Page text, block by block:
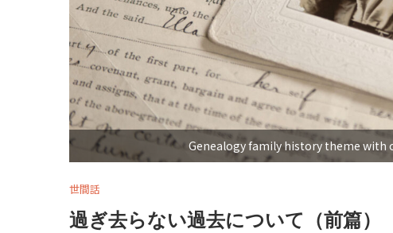
Genealogy family history theme with
世間話
過ぎ去らない過去について（前篇）